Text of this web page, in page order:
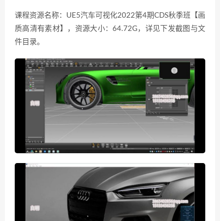
课程资源名称：UE5汽车可视化2022第4期CDS秋季班【画
质高清有素材】，资源大小：64.72G，详见下发截图与文
件目录。